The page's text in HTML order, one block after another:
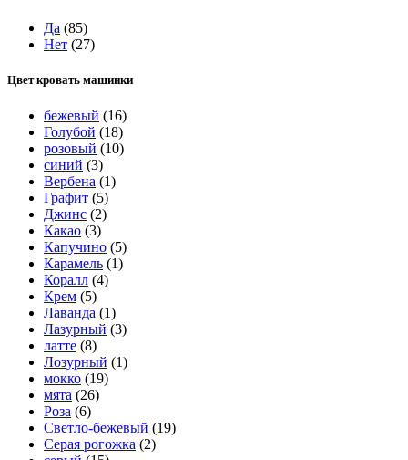
Да (85)
Нет (27)
Цвет кровать машинки
бежевый (16)
Голубой (18)
розовый (10)
синий (3)
Вербена (1)
Графит (5)
Джинс (2)
Какао (3)
Капучино (5)
Карамель (1)
Коралл (4)
Крем (5)
Лаванда (1)
Лазурный (3)
латте (8)
Лозурный (1)
мокко (19)
мята (26)
Роза (6)
Светло-бежевый (19)
Серая рогожка (2)